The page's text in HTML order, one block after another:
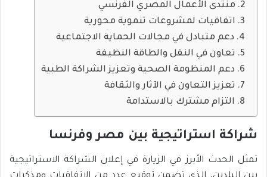
منتدى الأعمال المصري الفرنسي
اتفاقيات لمشروعات تنموية محورية
دعم متبادل في مجالات الحماية الاجتماعية
تعاون في النقل والطاقة النظيفة
دعم المنظومة الصحية وتعزيز الشراكة الطبية
تعزيز التعاون في الآثار والثقافة
التزام مشترك بالاستدامة
شراكة استراتيجية بين مصر وفرنسا
تمثل الحدث الأبرز في الزيارة في إعلان الشراكة الاستراتيجية